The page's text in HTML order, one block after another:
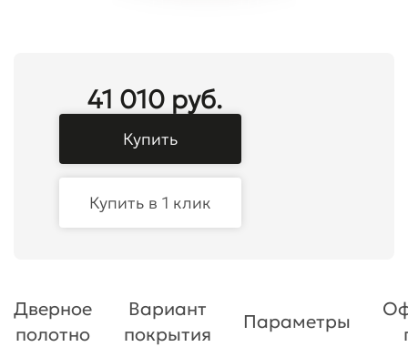
41 010 руб.
Купить
Купить в 1 клик
Дверное
полотно
Вариант
покрытия
Параметры